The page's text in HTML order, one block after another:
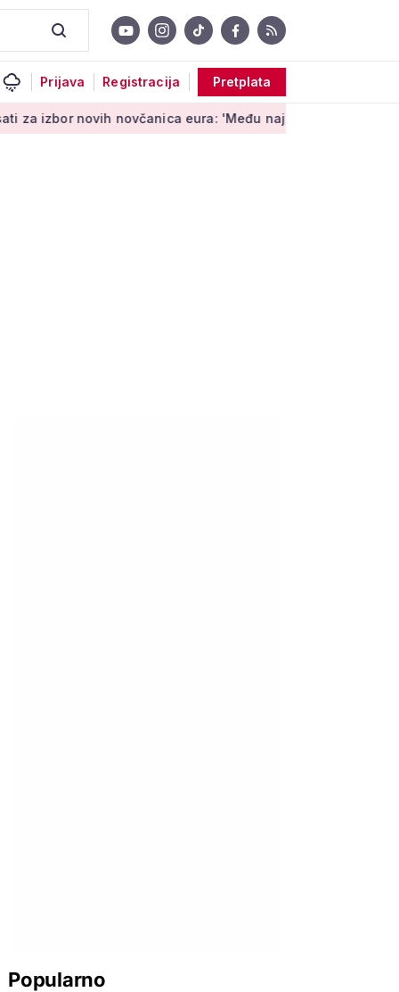
Prijava Registracija Pretplata
novčanica eura: 'Među najopipljivijim su izrazima Europe'
Popularno